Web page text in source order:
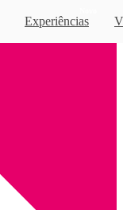
Experiências